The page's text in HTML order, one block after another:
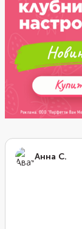
Анна С.